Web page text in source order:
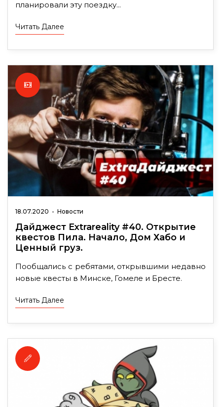
планировали эту поездку...
Читать Далее
18.07.2020 - Новости
Дайджест Extrareality #40. Открытие
квестов Пила. Начало, Дом Хабо и
Ценный груз.
Пообщались с ребятами, открывшими недавно
новые квесты в Минске, Гомеле и Бресте.
Читать Далее